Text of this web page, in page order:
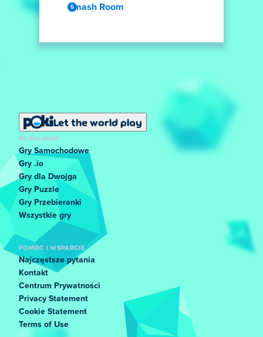
Smash Room
Let the world play
POPULARNY
Gry Samochodowe
Gry .io
Gry dla Dwojga
Gry Puzzle
Gry Przebieranki
Wszystkie gry
POMOC I WSPARCIE
Najczęstsze pytania
Kontakt
Centrum Prywatności
Privacy Statement
Cookie Statement
Terms of Use